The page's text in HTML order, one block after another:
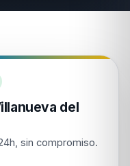
del
sin compromiso.